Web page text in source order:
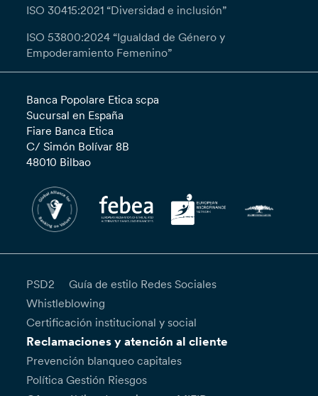
ISO 30415:2021 “Diversidad e inclusión”
ISO 53800:2024 “Igualdad de Género y
Empoderamiento Femenino”
Banca Popolare Etica scpa
Sucursal en España
Fiare Banca Etica
C/ Simón Bolívar 8B
48010 Bilbao
PSD2
Guía de estilo Redes Sociales
Whistleblowing
Certificación institucional y social
Reclamaciones y atención al cliente
Prevención blanqueo capitales
Política Gestión Riesgos